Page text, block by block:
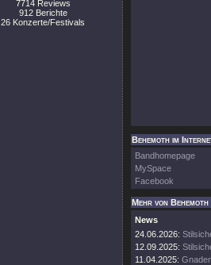
7714 Reviews
912 Berichte
26 Konzerte/Festivals
Behemoth im
Bandhomepage
MySpace
Facebook
Mehr von Behemoth
News
24.06.2026:
12.09.2025:
11.04.2025: